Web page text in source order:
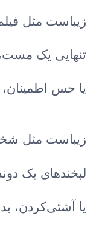
زیباست مثل
تنهایی یک
یا حس
زیباست مثل
لبخندهای یک
یا آشتی‌کردن،